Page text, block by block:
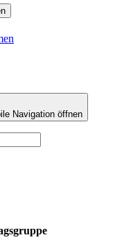
Navigation öffnen